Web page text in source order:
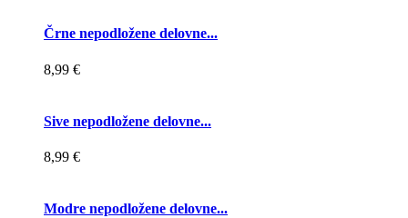
Črne nepodložene delovne...
8,99 €
Sive nepodložene delovne...
8,99 €
Modre nepodložene delovne...